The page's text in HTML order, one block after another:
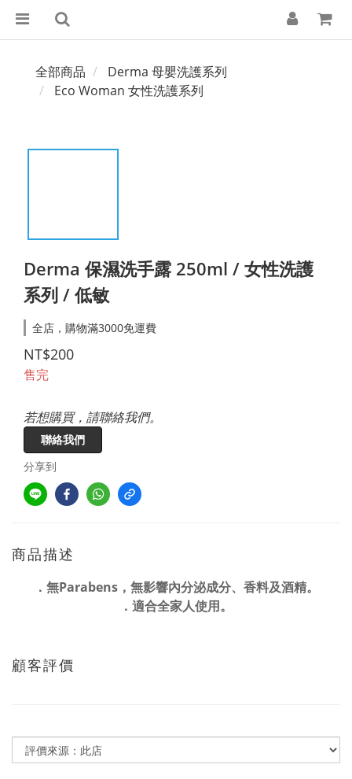
全部商品
Derma 母嬰洗護系列
Eco Woman 女性洗護系列​
Derma 保濕洗手露 250ml / 女性洗護
系列 / 低敏
全店，購物滿3000免運費
NT$200
售完
若想購買，請聯絡我們。
聯絡我們
分享到
商品描述
．無Parabens，無影響內分泌成分、香料及酒精。
．適合全家人使用。
顧客評價